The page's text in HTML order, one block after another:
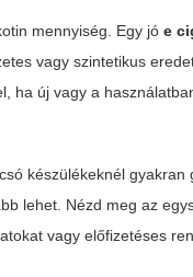
mennyiség. Egy jóe
vagy szintetikus
ha új vagy a
készülékeknél
lehet. Nézd meg az
vagy előfizetéses